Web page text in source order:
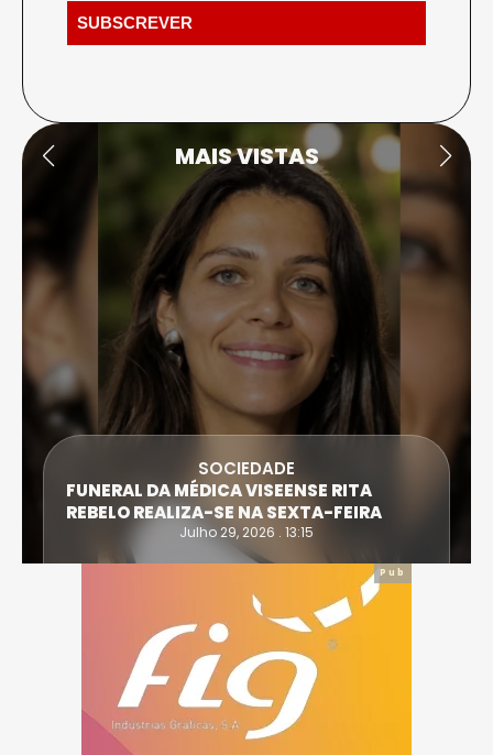
MAIS VISTAS
SOCIEDADE
FUNERAL DA MÉDICA VISEENSE RITA
REBELO REALIZA-SE NA SEXTA-FEIRA
Julho 29, 2026 . 13:15
Pub